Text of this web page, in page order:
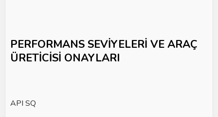
PERFORMANS SEVİYELERİ VE ARAÇ
ÜRETİCİSİ ONAYLARI
API SQ